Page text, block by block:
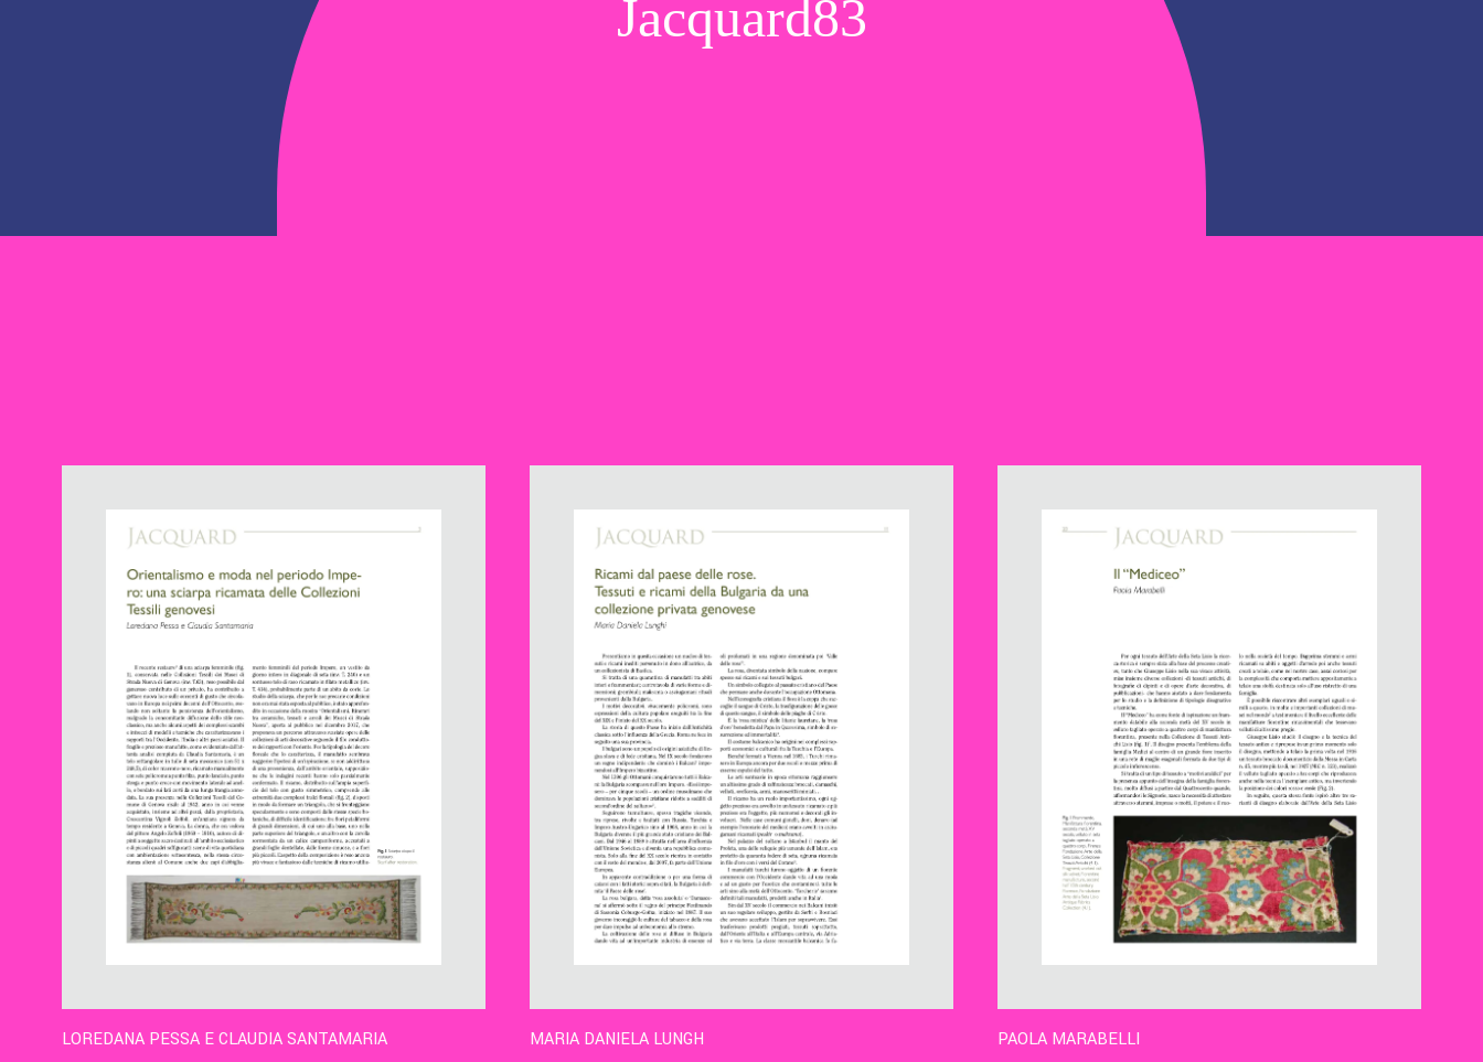
Jacquard83
LOREDANA PESSA E CLAUDIA SANTAMARIA MARIA DANIELA LUNGH PAOLA MARABELLI